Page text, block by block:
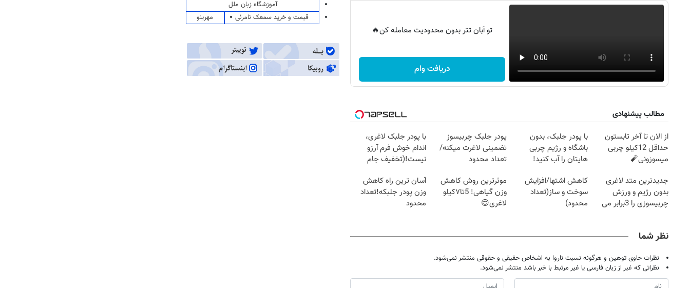
تو آبان تتر بدون محدودیت معامله کن🔥
دریافت وام
مطالب پیشنهادی
از الان تا آخر تابستون
حداقل 12کیلو چربی
میسوزونی🧨
با پودر جلبک، بدون
باشگاه و رژیم چربی
هایتان را آب کنید!
پودر جلبک چربیسوز
تضمینی لاغرت میکنه/
تعداد محدود
با پودر جلبک لاغری،
اندام خوش فرم آرزو
نیست!(تخفیف جام
جدیدترین متد لاغری
بدون رژیم و ورزش
چربیسوزی را 3برابر می
کاهش اشتها/افزایش
سوخت و ساز(تعداد
محدود)
موثرترین روش کاهش
وزن گیاهی! 5تا۷کیلو
لاغری😍
آسان ترین راه کاهش
وزن پودر جلبکه!تعداد
محدود
نظر شما
نظرات حاوی توهین و هرگونه نسبت ناروا به اشخاص حقیقی و حقوقی منتشر نمی‌شود.
نظراتی که غیر از زبان فارسی یا غیر مرتبط با خبر باشد منتشر نمی‌شود.
آموزشگاه زبان ملل
قیمت و خرید سمعک نامرئی
مهرینو